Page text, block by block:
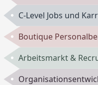
C-Level Jobs und
Boutique
Arbeitsmarkt &